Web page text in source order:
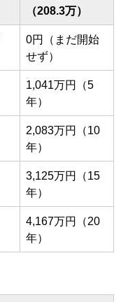
（208.3万）
0円（まだ開始
せず）
1,041万円（5
年）
2,083万円（10
年）
3,125万円（15
年）
4,167万円（20
年）